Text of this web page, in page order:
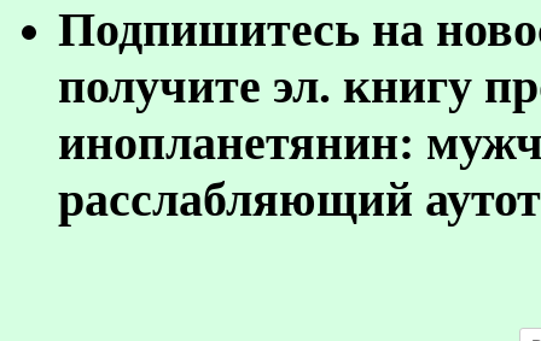
Подпишитесь на
получите эл. книгу
инопланетянин:
расслабляющий